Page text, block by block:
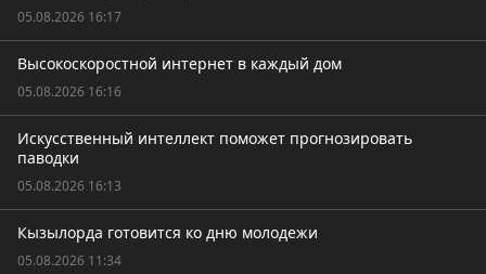
05.08.2026 16:17
Высокоскоростной интернет в каждый дом
05.08.2026 16:16
Искусственный интеллект поможет прогнозировать
паводки
05.08.2026 16:13
Кызылорда готовится ко дню молодежи
05.08.2026 11:34